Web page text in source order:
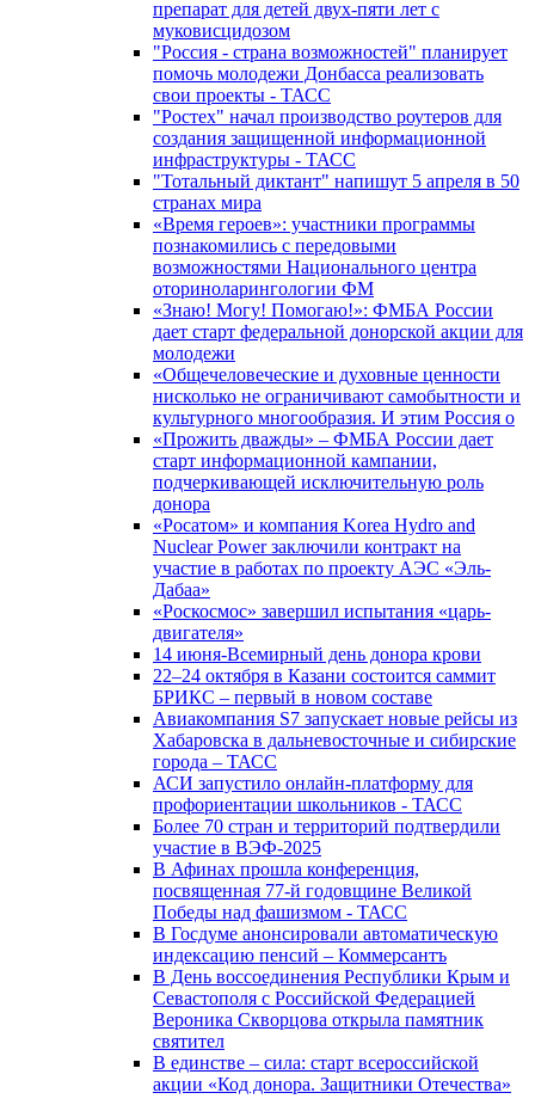
препарат для детей двух-пяти лет с
муковисцидозом
"Россия - страна возможностей" планирует
помочь молодежи Донбасса реализовать
свои проекты - ТАСС
"Ростех" начал производство роутеров для
создания защищенной информационной
инфраструктуры - ТАСС
"Тотальный диктант" напишут 5 апреля в 50
странах мира
«Время героев»: участники программы
познакомились с передовыми
возможностями Национального центра
оториноларингологии ФМ
«Знаю! Могу! Помогаю!»: ФМБА России
дает старт федеральной донорской акции для
молодежи
«Общечеловеческие и духовные ценности
нисколько не ограничивают самобытности и
культурного многообразия. И этим Россия о
«Прожить дважды» – ФМБА России дает
старт информационной кампании,
подчеркивающей исключительную роль
донора
«Росатом» и компания Korea Hydro and
Nuclear Power заключили контракт на
участие в работах по проекту АЭС «Эль-
Дабаа»
«Роскосмос» завершил испытания «царь-
двигателя»
14 июня-Всемирный день донора крови
22–24 октября в Казани состоится саммит
БРИКС – первый в новом составе
Авиакомпания S7 запускает новые рейсы из
Хабаровска в дальневосточные и сибирские
города – ТАСС
АСИ запустило онлайн-платформу для
профориентации школьников - ТАСС
Более 70 стран и территорий подтвердили
участие в ВЭФ-2025
В Афинах прошла конференция,
посвященная 77-й годовщине Великой
Победы над фашизмом - ТАСС
В Госдуме анонсировали автоматическую
индексацию пенсий – Коммерсантъ
В День воссоединения Республики Крым и
Севастополя с Российской Федерацией
Вероника Скворцова открыла памятник
святител
В единстве – сила: старт всероссийской
акции «Код донора. Защитники Отечества»